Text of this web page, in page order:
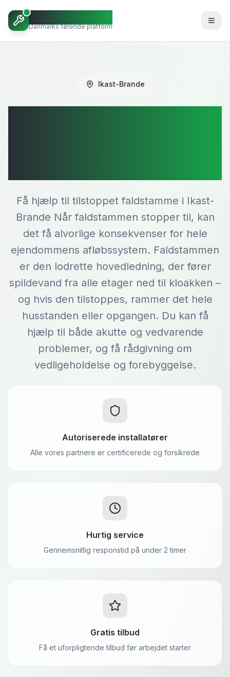
Octoopen VVS
Danmarks førende platform
Ikast-Brande
Få hjælp til tilstoppet faldstamme i Ikast-
Brande Når faldstammen stopper til, kan
det få alvorlige konsekvenser for hele
ejendommens afløbssystem. Faldstammen
er den lodrette hovedledning, der fører
spildevand fra alle etager ned til kloakken –
og hvis den tilstoppes, rammer det hele
husstanden eller opgangen. Du kan få
hjælp til både akutte og vedvarende
problemer, og få rådgivning om
vedligeholdelse og forebyggelse.
Autoriserede installatører
Alle vores partnere er certificerede og forsikrede
Hurtig service
Gennemsnitlig responstid på under 2 timer
Gratis tilbud
Få et uforpligtende tilbud før arbejdet starter